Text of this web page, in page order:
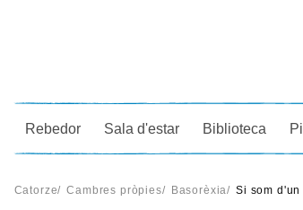
Rebedor Sala d'estar Biblioteca
Catorze/ Cambres pròpies/ Basorèxia/ Si som